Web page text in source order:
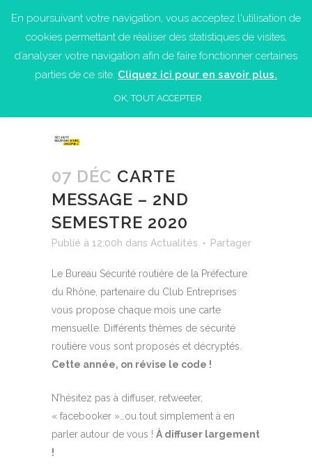
07 DÉC CARTE
MESSAGE – 2ND
SEMESTRE 2020
Publié à 12:00h dans Actualités Partager
Le Bureau Sécurité routière de la Préfecture
du Rhône, partenaire du Club Entreprises
vous propose chaque mois une carte
mensuelle. Différents thèmes de sécurité
routière vous sont proposés et décryptés.
Cette année, on révise le code !
N’hésitez pas à diffuser, retweeter,
« facebooker »…ou tout simplement à en
parler autour de vous ! À diffuser largement
!
En poursuivant votre navigation, vous acceptez l'utilisation de
cookies permettant de réaliser des statistiques de visites,
d’analyser votre navigation afin de faire fonctionner certaines
parties de ce site. Cliquez ici pour en savoir plus.
OK, TOUT ACCEPTER